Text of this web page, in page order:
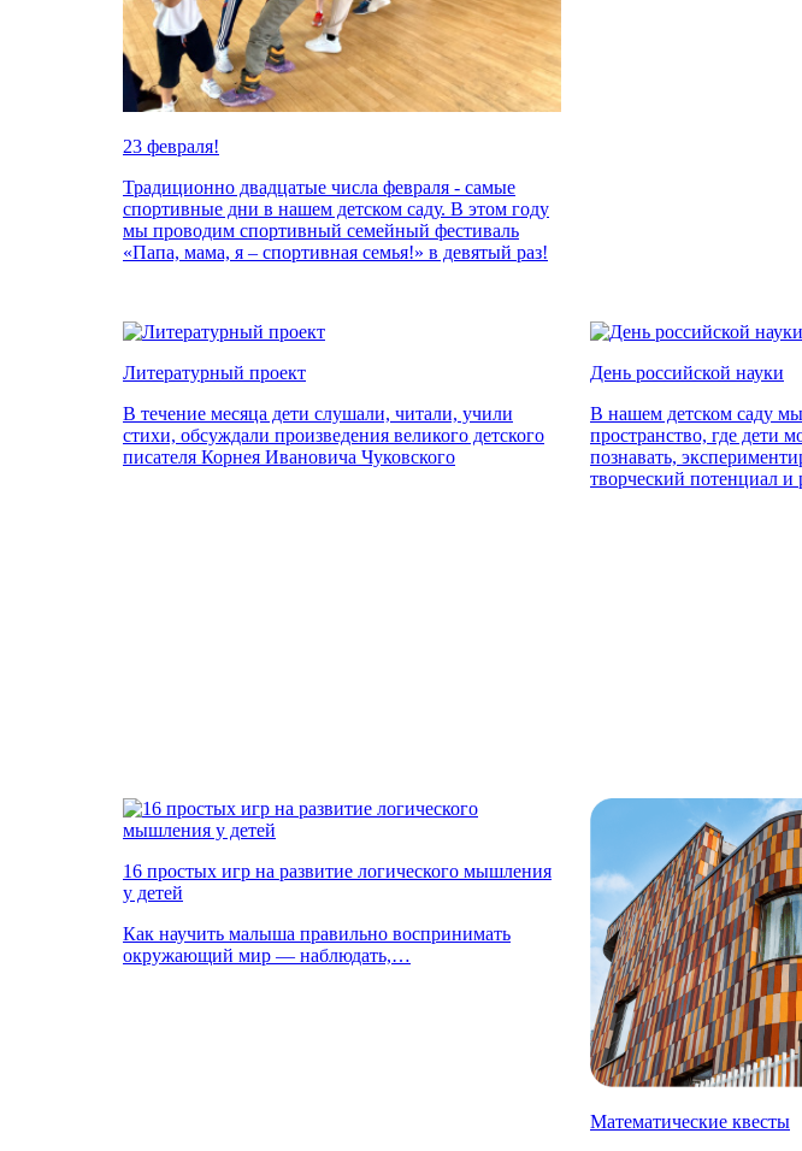
23 февраля!
Традиционно двадцатые числа февраля - самые
спортивные дни в нашем детском саду. В этом году
мы проводим спортивный семейный фестиваль
«Папа, мама, я – спортивная семья!» в девятый раз!
Литературный проект
В течение месяца дети слушали, читали, учили
стихи, обсуждали произведения великого детского
писателя Корнея Ивановича Чуковского
День российской науки
В нашем детском саду мы
пространство, где дети
познавать,
творческий потенциал и
16 простых игр на развитие логического мышления
у детей
Как научить малыша правильно воспринимать
окружающий мир — наблюдать,…
Математические квесты